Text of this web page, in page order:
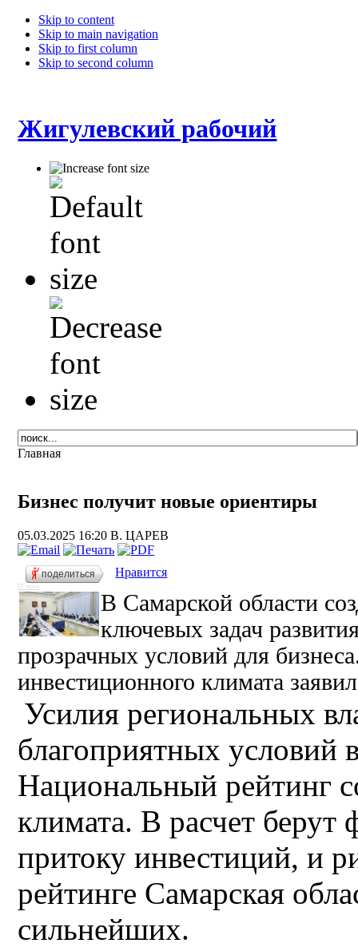
Skip to content
Skip to main navigation
Skip to first column
Skip to second column
Жигулевский рабочий
Главная
Бизнес получит новые ориентиры
05.03.2025 16:20В. ЦАРЕВ
поделиться Нравится
IT news
В Самарской области
ключевых задач
прозрачных условий для
инвестиционного климата
Усилия региональных
благоприятных условий
Национальный рейтинг
климата. В расчет
притоку инвестиций, и
рейтинге Самарская
сильнейших.